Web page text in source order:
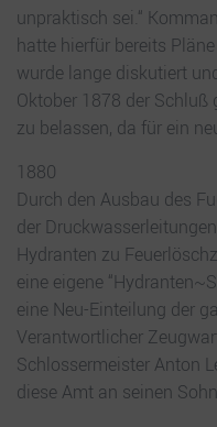
unpraktisch sei.“
hatte hierfür bereits
wurde lange diskutiert
Oktober 1878 der Schluß
zu belassen, da für ein
1880
Durch den Ausbau des
der
Hydranten zu
eine eigene
eine Neu-Einteilung der
Verantwortlicher
Schlossermeister Anton
diese Amt an seinen